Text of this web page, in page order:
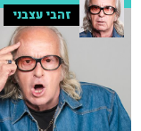
זהבי עצבני